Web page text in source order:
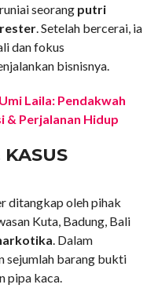
seorang putri
. Setelah bercerai, ia
dan fokus
bisnisnya.
Laila: Pendakwah
& Perjalanan Hidup
ditangkap oleh pihak
Kuta, Badung, Bali
. Dalam
sejumlah barang bukti
pipa kaca.